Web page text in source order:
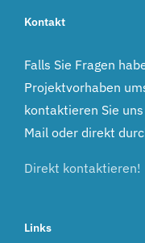
Kontakt
Falls Sie Fragen
Projektvorhaben
kontaktieren Sie
Mail oder direkt
Direkt kontaktieren!
Links